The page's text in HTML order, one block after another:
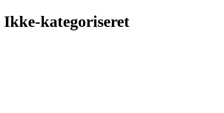
Ikke-kategoriseret